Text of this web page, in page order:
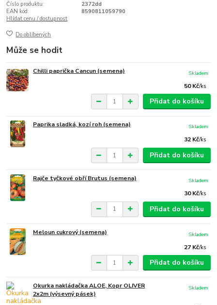
Číslo produktu:
2372dd
EAN kód:
8590811059790
Hlídat cenu / dostupnost
Do oblíbených
Může se hodit
Chilli paprička Cancun (semena)
50 Kč/ks
Skladem
Přidat do košíku
Paprika sladká, kozí roh (semena)
32 Kč/ks
Skladem
Přidat do košíku
Rajče tyčkové obří Brutus (semena)
30 Kč/ks
Skladem
Přidat do košíku
Meloun cukrový (semena)
27 Kč/ks
Skladem
Přidat do košíku
Okurka nakládačka ALOE, Kopr OLIVER
2x2m (výsevný pásek)
Skladem